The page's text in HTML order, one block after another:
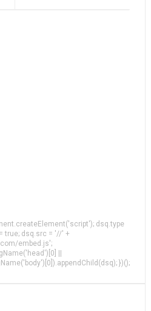
dsq.type
true; dsq.src = '//' +
embed.js';
||
})();